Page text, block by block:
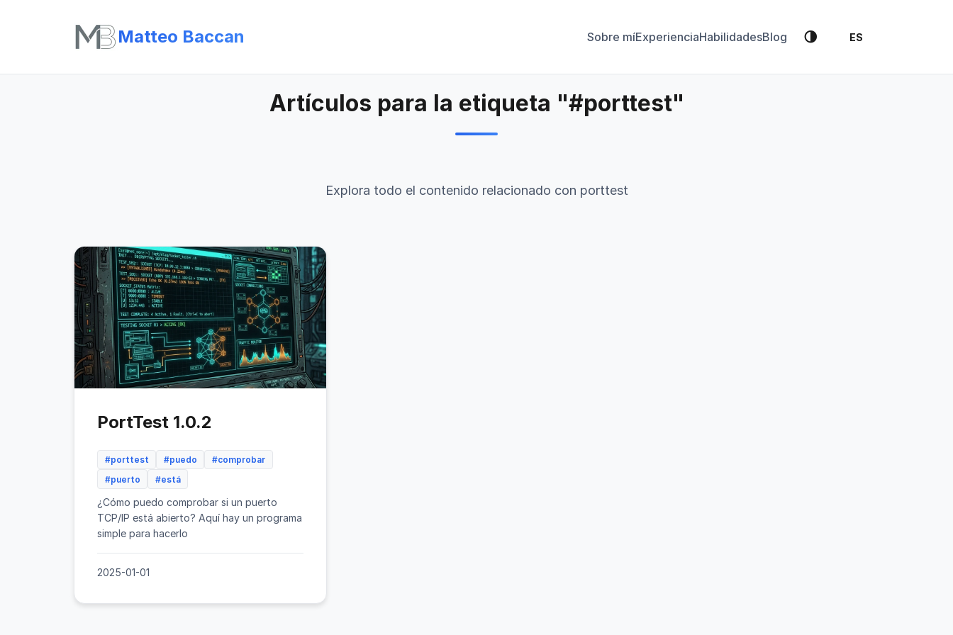
Matteo Baccan Sobre míExperienciaHabilidadesBlog 🌗 ES
Artículos para la etiqueta "#porttest"
Explora todo el contenido relacionado con porttest
PortTest 1.0.2
#porttest #puedo
#comprobar
#puerto
#está
¿Cómo puedo comprobar si un puerto
TCP/IP está abierto? Aquí hay un programa
simple para hacerlo
2025-01-01